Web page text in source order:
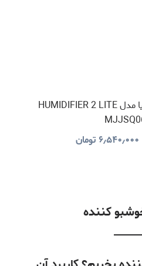
دستگاه بخور سرد میجیا مدل HUMIDIFIER 2 LITE
۶٫۵۴۰٫۰۰۰ تومان
کننده